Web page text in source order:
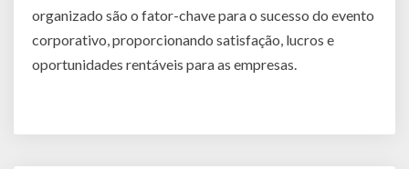
organizado são o fator-chave para o sucesso do evento
corporativo, proporcionando satisfação, lucros e
oportunidades rentáveis para as empresas.